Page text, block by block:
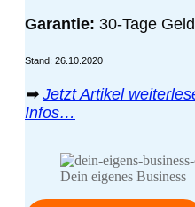
Garantie: 30-Tage
Stand: 26.10.2020
➡ Jetzt Artikel
Infos…
Dein eigenes Business